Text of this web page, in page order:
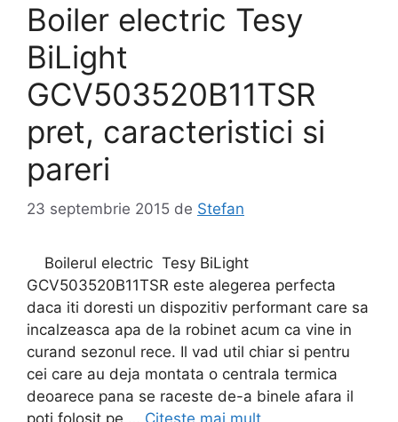
Boiler electric Tesy
BiLight
GCV503520B11TSR
pret, caracteristici si
pareri
23 septembrie 2015 de Stefan
Boilerul electric Tesy BiLight
GCV503520B11TSR este alegerea perfecta
daca iti doresti un dispozitiv performant care sa
incalzeasca apa de la robinet acum ca vine in
curand sezonul rece. Il vad util chiar si pentru
cei care au deja montata o centrala termica
deoarece pana se raceste de-a binele afara il
poti folosit pe … Citește mai mult